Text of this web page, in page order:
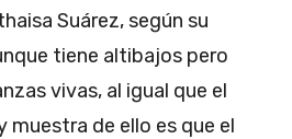
Suárez, según su
tiene altibajos pero
vivas, al igual que el
muestra de ello es que el